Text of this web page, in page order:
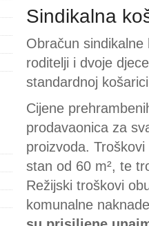
Sindikalna
Obračun
roditelji i dvoje
standardnoj
Cijene
prodavaonica za
proizvoda.
stan od 60 m², te
Režijski troškovi
komunalne